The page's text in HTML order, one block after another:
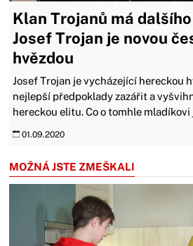
Klan Trojanů má
Josef Trojan je novou
hvězdou
Josef Trojan je vycházející hereckou
nejlepší předpoklady zazářit a
hereckou elitu. Co o tomhle
01.09.2020
MOŽNÁ JSTE ZMEŠKALI